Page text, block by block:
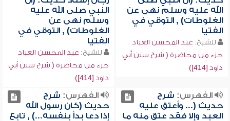
الله عليه وسلم نهى عن
الغلوطات) , التوقي في
الفتيا
للشيخ: عبد المحسن العباد
جزء من محاضرة ( شرح سنن أبي
داود [414])
النبي صلى الله عليه
وسلم نهى عن
الغلوطات) , التوقي في
الفتيا
للشيخ: عبد المحسن العباد
جزء من محاضرة ( شرح سنن أبي
داود [414])
الفهرس: شرح
حديث (... وأعتق عليه
العبد وإلا فقد عتق منه ما
الفهرس: شرح
حديث (كان رسول الله
إذا دعا بدأ بنفسه...) , تابع